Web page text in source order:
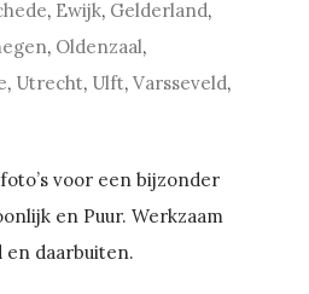
, Ewijk, Gelderland,
, Oldenzaal,
, Utrecht, Ulft,Varsseveld,
voor een bijzonder
en Puur. Werkzaam
daarbuiten.